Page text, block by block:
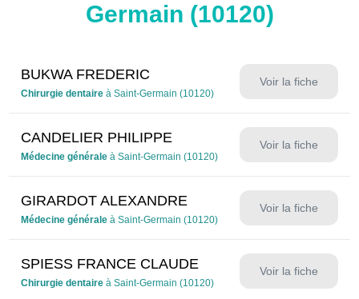
Germain (10120)
BUKWA FREDERIC
Chirurgie dentaire à Saint-Germain (10120)
Voir la fiche
CANDELIER PHILIPPE
Médecine générale à Saint-Germain (10120)
Voir la fiche
GIRARDOT ALEXANDRE
Médecine générale à Saint-Germain (10120)
Voir la fiche
SPIESS FRANCE CLAUDE
Chirurgie dentaire à Saint-Germain (10120)
Voir la fiche